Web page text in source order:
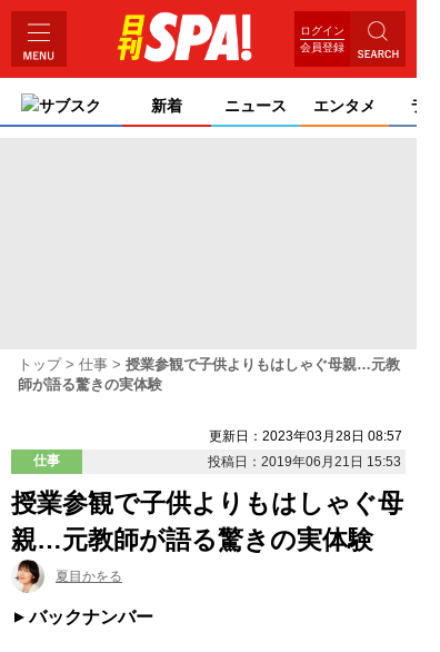
ログイン
会員登録
サブスク 新着 ニュース エンタメ ライ
トップ 仕事
授業参観で子供よりもはしゃぐ母親…元教
師が語る驚きの実体験
更新日：2023年03月28日 08:57
仕事
投稿日：2019年06月21日 15:53
授業参観で子供よりもはしゃぐ母
親…元教師が語る驚きの実体験
夏目かをる
バックナンバー